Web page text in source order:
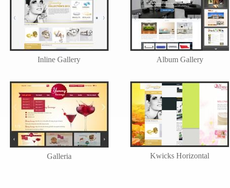
Inline Gallery Album Gallery
Galleria Kwicks Horizontal